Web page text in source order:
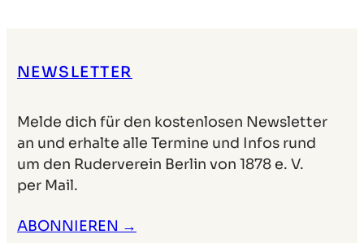
NEWSLETTER
Melde dich für den kostenlosen Newsletter
an und erhalte alle Termine und Infos rund
um den Ruderverein Berlin von 1878 e. V.
per Mail.
ABONNIEREN →